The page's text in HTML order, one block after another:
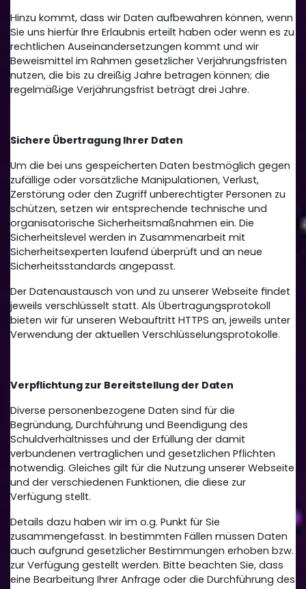
Hinzu kommt, dass wir Daten aufbewahren können, wenn
Sie uns hierfür Ihre Erlaubnis erteilt haben oder wenn es zu
rechtlichen Auseinandersetzungen kommt und wir
Beweismittel im Rahmen gesetzlicher Verjährungsfristen
nutzen, die bis zu dreißig Jahre betragen können; die
regelmäßige Verjährungsfrist beträgt drei Jahre.
Sichere Übertragung Ihrer Daten
Um die bei uns gespeicherten Daten bestmöglich gegen
zufällige oder vorsätzliche Manipulationen, Verlust,
Zerstörung oder den Zugriff unberechtigter Personen zu
schützen, setzen wir entsprechende technische und
organisatorische Sicherheitsmaßnahmen ein. Die
Sicherheitslevel werden in Zusammenarbeit mit
Sicherheitsexperten laufend überprüft und an neue
Sicherheitsstandards angepasst.
Der Datenaustausch von und zu unserer Webseite findet
jeweils verschlüsselt statt. Als Übertragungsprotokoll
bieten wir für unseren Webauftritt HTTPS an, jeweils unter
Verwendung der aktuellen Verschlüsselungsprotokolle.
Verpflichtung zur Bereitstellung der Daten
Diverse personenbezogene Daten sind für die
Begründung, Durchführung und Beendigung des
Schuldverhältnisses und der Erfüllung der damit
verbundenen vertraglichen und gesetzlichen Pflichten
notwendig. Gleiches gilt für die Nutzung unserer Webseite
und der verschiedenen Funktionen, die diese zur
Verfügung stellt.
Details dazu haben wir im o.g. Punkt für Sie
zusammengefasst. In bestimmten Fällen müssen Daten
auch aufgrund gesetzlicher Bestimmungen erhoben bzw.
zur Verfügung gestellt werden. Bitte beachten Sie, dass
eine Bearbeitung Ihrer Anfrage oder die Durchführung des